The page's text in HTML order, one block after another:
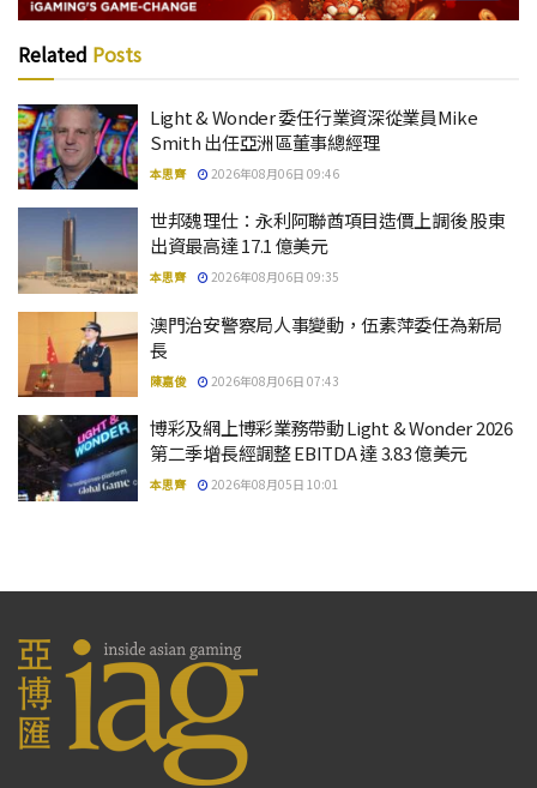
Related Posts
Light & Wonder 委任行業資深從業員Mike
Smith 出任亞洲區董事總經理
本思齊 2026年08月06日 09:46
世邦魏理仕：永利阿聯酋項目造價上調後 股東
出資最高達 17.1 億美元
本思齊 2026年08月06日 09:35
澳門治安警察局人事變動，伍素萍委任為新局
長
陳嘉俊 2026年08月06日 07:43
博彩及網上博彩業務帶動 Light & Wonder 2026
第二季增長經調整 EBITDA 達 3.83 億美元
本思齊 2026年08月05日 10:01